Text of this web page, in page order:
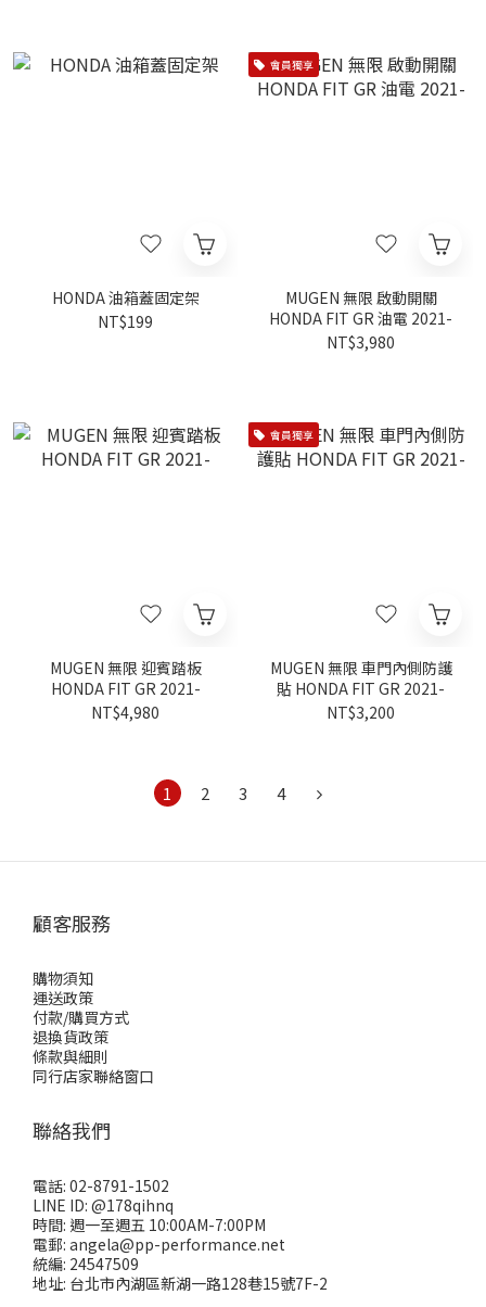
HONDA 油箱蓋固定架
NT$199
會員獨享
MUGEN 無限 啟動開關
HONDA FIT GR 油電 2021-
NT$3,980
MUGEN 無限 迎賓踏板
HONDA FIT GR 2021-
NT$4,980
會員獨享
MUGEN 無限 車門內側防護
貼 HONDA FIT GR 2021-
NT$3,200
1 2 3 4
顧客服務
購物須知
運送政策
付款/購買方式
退換貨政策
條款與細則
同行店家聯絡窗口
聯絡我們
電話: 02-8791-1502
LINE ID: @178qihnq
時間: 週一至週五 10:00AM-7:00PM
電郵: angela@pp-performance.net
統編: 24547509
地址: 台北市內湖區新湖一路128巷15號7F-2